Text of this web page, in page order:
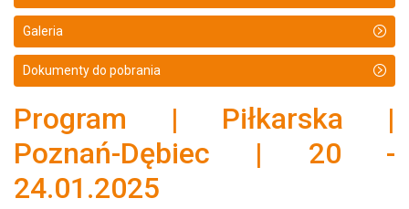
Galeria
Dokumenty do pobrania
Program | Piłkarska |
Poznań-Dębiec | 20 -
24.01.2025